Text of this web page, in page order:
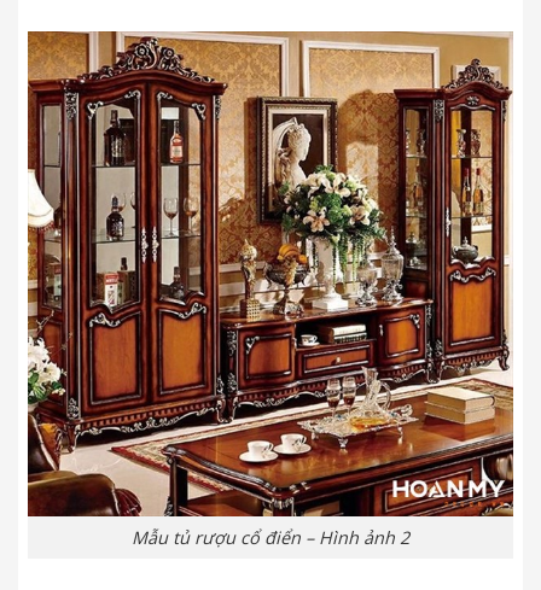
Mẫu tủ rượu cổ điển – Hình ảnh 2